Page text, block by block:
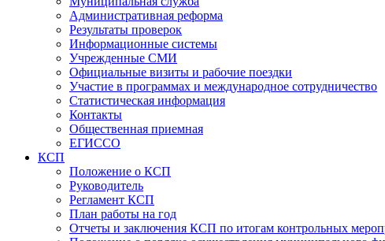
Административная реформа
Результаты проверок
Информационные системы
Учрежденные СМИ
Официальные визиты и рабочие поездки
Участие в программах и международное сотрудничество
Статистическая информация
Контакты
Общественная приемная
ЕГИССО
КСП
Положение о КСП
Руководитель
Регламент КСП
План работы на год
Отчеты и заключения КСП по итогам контрольных